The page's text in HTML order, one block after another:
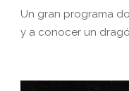
Un gran programa
y a conocer un